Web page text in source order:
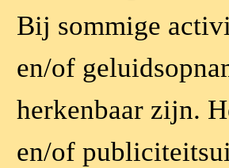
Bij sommige
en/of
herkenbaar zijn.
en/of